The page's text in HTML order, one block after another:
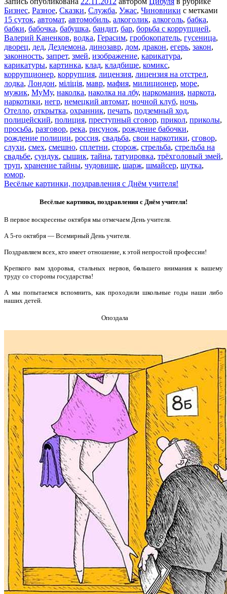
Бизнес, Разное, Сказки, Служба, Ужас, Чиновники с метками
15 суток, автомат, автомобиль, алкоголик, алкоголь, бабка,
бабки, бабочка, бабушка, бандит, бар, борьба с коррупцией,
Валерий Каненков, водка, Герасим, гробокопатель, гусеница,
дворец, дед, Дездемона, динозавр, дом, дракон, егерь, закон,
законность, запрет, змей, изображение, карикатура,
карикатуры, картинка, клад, кладбище, комикс,
коррупционер, коррупция, лицензия, лицензия на отстрел,
лодка, Лондон, міліція, мавр, мафия, милиционер, море,
мужик, МуМу, наколка, наколка на лбу, наркомания, наркота,
наркотики, негр, немецкий автомат, ночной клуб, ночь,
Отелло, открытка, охранник, печать, подземный ход,
полицейский, полиция, преступный сговор, прикол, приколы,
просьба, разговор, река, рисунок, рождение бабочки,
рождение полиции, россия, свадьба, свои наркотики, сговор,
слухи, смех, смешно, сплетни, сторож, стрельба, стрельба на
свадьбе, сундук, сыщик, тайна, татуировка, трёхголовый змей,
труп, хранение тайны, чудовище, шарж, шмайсер, шутка,
юмор.
Весёлые картинки, поздравления с Днём учителя!
Весёлые картинки, поздравления с Днём учителя!
В первое воскресенье октября мы отмечаем День учителя.
А 5-го октября — Всемирный День учителя.
Поздравляем всех, кто имеет отношение, к этой непростой профессии!
Крепкого вам здоровья, стальных нервов, большего внимания к вашему
труду со стороны государства!
А мы попытаемся вспомнить, как проходили школьные годы наши либо
наших детей.
Опоздала